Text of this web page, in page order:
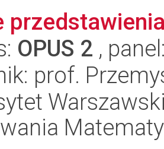
OPUS 2 ,
prof.